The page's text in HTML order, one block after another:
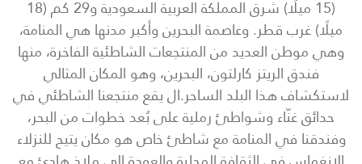
(15 ميلًا) شرق المملكة العربية السعودية و29 كم (18
ميلًا) غرب قطر. وعاصمة البحرين وأكبر مدنها هي المنامة،
وهي موطن العديد من المنتجعات الشاطئية الفاخرة، منها
فندق الريتز كارلتون، البحرين، وهو المكان المثالي
لاستكشاف هذا البلد الساحر.ال يقع منتجعنا الشاطئي في
حدائق غنّاء وشواطئ رملية على بُعد خطوات من البحر،
وفندقنا في المنامة مع شاطئ خاص هو مكان يتيح للنزلاء